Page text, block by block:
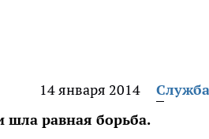
14 января 2014
равная борьба.